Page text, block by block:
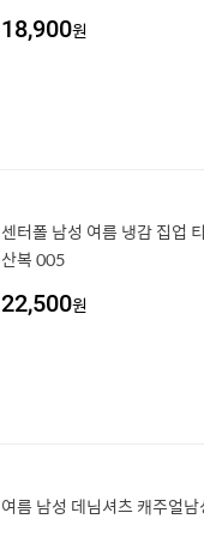
18,900원
센터폴 남성 여름 냉감 집업
산복 005
22,500원
여름 남성 데님셔츠 캐주얼